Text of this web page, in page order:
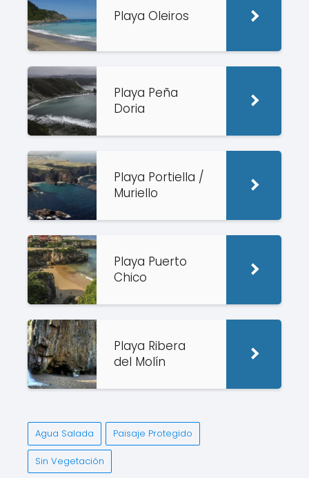
Playa Oleiros
Playa Peña
Doria
Playa Portiella /
Muriello
Playa Puerto
Chico
Playa Ribera
del Molín
Agua Salada Paisaje Protegido
Sin Vegetación